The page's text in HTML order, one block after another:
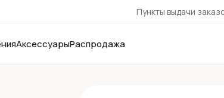
Пункты выдачи
АксессуарыРаспродажа